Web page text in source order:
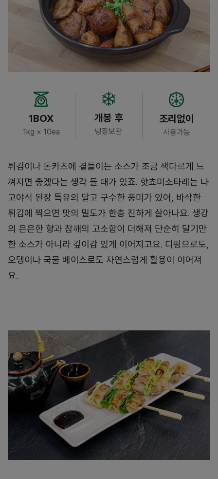
1BOX
1kg × 10ea
개봉 후
냉장보관
조리없이
사용가능
튀김이나 돈카츠에 곁들이는 소스가 조금 색다르게 느
껴지면 좋겠다는 생각 들 때가 있죠. 핫쵸미소타레는 나
고야식 된장 특유의 달고 구수한 풍미가 있어, 바삭한
튀김에 찍으면 맛의 밀도가 한층 진하게 살아나요. 생강
의 은은한 향과 참깨의 고소함이 더해져 단순히 달기만
한 소스가 아니라 깊이감 있게 이어지고요. 디핑으로도,
오뎅이나 국물 베이스로도 자연스럽게 활용이 이어져
요.